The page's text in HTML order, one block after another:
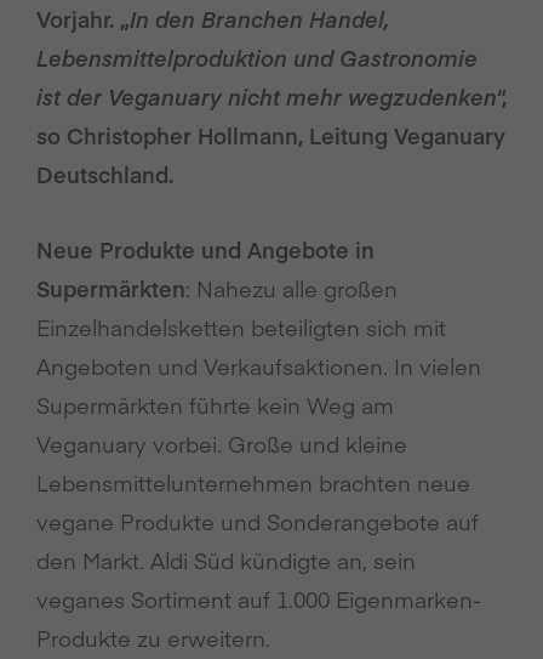
Vorjahr. „In den Branchen Handel,
Lebensmittelproduktion und Gastronomie
ist der Veganuary nicht mehr wegzudenken“,
so Christopher Hollmann, Leitung Veganuary
Deutschland.
Neue Produkte und Angebote in
Supermärkten: Nahezu alle großen
Einzelhandelsketten beteiligten sich mit
Angeboten und Verkaufsaktionen. In vielen
Supermärkten führte kein Weg am
Veganuary vorbei. Große und kleine
Lebensmittelunternehmen brachten neue
vegane Produkte und Sonderangebote auf
den Markt. Aldi Süd kündigte an, sein
veganes Sortiment auf 1.000 Eigenmarken-
Produkte zu erweitern.